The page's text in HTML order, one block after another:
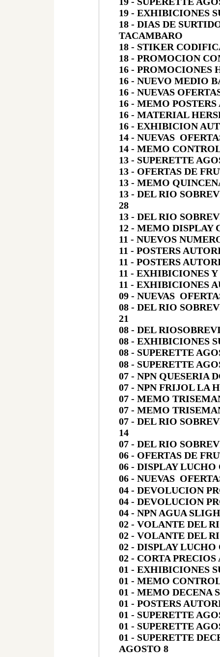
19 - EXHIBICIONES
18 - DIAS DE
TACAMBARO
18 - STIKER
18 - PROMOCION
16 - PROMOCIONES
16 - NUEVO MEDIO
16 - NUEVAS
16 - MEMO
16 - MATERIAL
16 - EXHIBICION
14 - NUEVAS
14 - MEMO
13 - SUPERETTE
13 - OFERTAS DE
13 - MEMO
13 - DEL RIO
28
13 - DEL RIO
12 - MEMO DISPLAY
11 - NUEVOS
11 - POSTERS
11 - POSTERS
11 - EXHIBICIONES
11 - EXHIBICIONES
09 - NUEVAS
08 - DEL RIO
21
08 - DEL
08 - EXHIBICIONES
08 - SUPERETTE
08 - SUPERETTE
07 - NPN QUESERIA
07 - NPN FRIJOL LA
07 - MEMO
07 - MEMO
07 - DEL RIO
14
07 - DEL RIO
06 - OFERTAS DE
06 - DISPLAY
06 - NUEVAS
04 - DEVOLUCION
04 - DEVOLUCION
04 - NPN AGUA
02 - VOLANTE DEL
02 - VOLANTE DEL
02 - DISPLAY
02 - CORTA PRECIOS
01 - EXHIBICIONES
01 - MEMO
01 - MEMO DECENA
01 - POSTERS
01 - SUPERETTE
01 - SUPERETTE
01 - SUPERETTE
AGOSTO 8